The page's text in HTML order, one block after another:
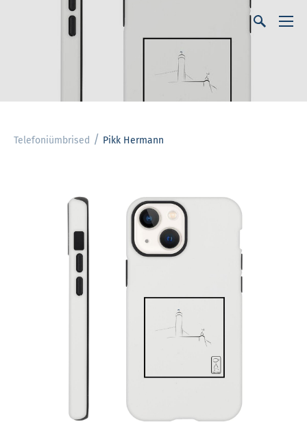
Telefoniümbrised / Pikk Hermann